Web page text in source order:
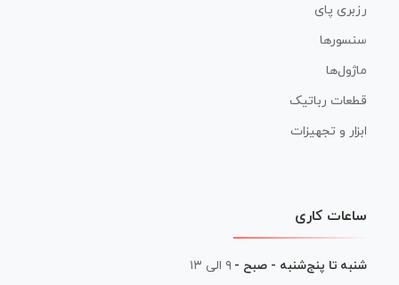
رزبری پای
سنسورها
ماژول‌ها
قطعات رباتیک
ابزار و تجهیزات
ساعات کاری
شنبه تا پنج‌شنبه - صبح - ۹ الی ۱۳